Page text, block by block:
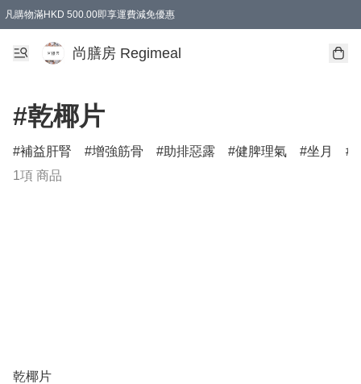
凡購物滿HKD 500.00即享運費減免優惠
尚膳房 Regimeal
#乾椰片
補益肝腎 增強筋骨 助排惡露 健脾理氣 坐月
1項 商品
乾椰片